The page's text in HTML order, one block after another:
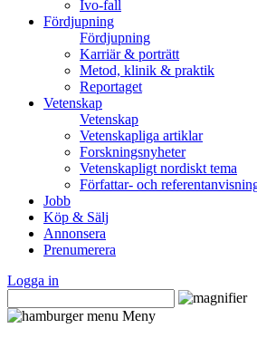
Ivo-fall
Fördjupning
Fördjupning
Karriär & porträtt
Metod, klinik & praktik
Reportaget
Vetenskap
Vetenskap
Vetenskapliga artiklar
Forskningsnyheter
Vetenskapligt nordiskt tema
Författar- och
Jobb
Köp & Sälj
Annonsera
Prenumerera
Logga in
Meny